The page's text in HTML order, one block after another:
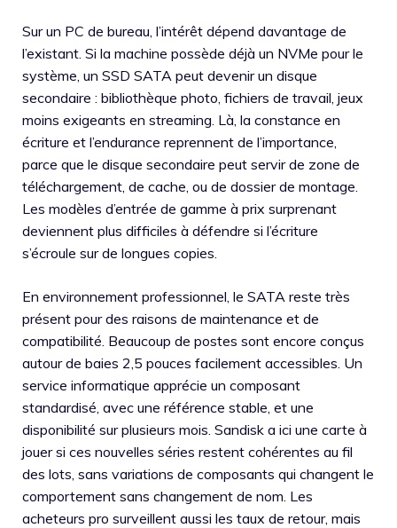
Sur un PC de bureau, l’intérêt dépend davantage de
l’existant. Si la machine possède déjà un NVMe pour le
système, un SSD SATA peut devenir un disque
secondaire : bibliothèque photo, fichiers de travail, jeux
moins exigeants en streaming. Là, la constance en
écriture et l’endurance reprennent de l’importance,
parce que le disque secondaire peut servir de zone de
téléchargement, de cache, ou de dossier de montage.
Les modèles d’entrée de gamme à prix surprenant
deviennent plus difficiles à défendre si l’écriture
s’écroule sur de longues copies.
En environnement professionnel, le SATA reste très
présent pour des raisons de maintenance et de
compatibilité. Beaucoup de postes sont encore conçus
autour de baies 2,5 pouces facilement accessibles. Un
service informatique apprécie un composant
standardisé, avec une référence stable, et une
disponibilité sur plusieurs mois. Sandisk a ici une carte à
jouer si ces nouvelles séries restent cohérentes au fil
des lots, sans variations de composants qui changent le
comportement sans changement de nom. Les
acheteurs pro surveillent aussi les taux de retour, mais